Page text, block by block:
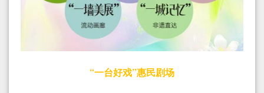
“一台好戏”惠民剧场